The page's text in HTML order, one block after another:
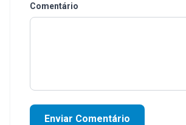
Comentário
Enviar Comentário